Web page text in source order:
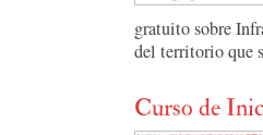
gratuito sobre
del territorio que
Curso de